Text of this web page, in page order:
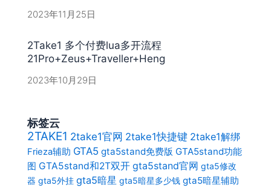
2023年11月25日
2Take1 多个付费lua多开流程
21Pro+Zeus+Traveller+Heng
2023年10月29日
标签云
2TAKE1 2take1官网 2take1快捷键 2take1解绑
Frieza辅助 GTA5 gta5stand免费版 GTA5stand功能
图 GTA5stand和2T双开 gta5stand官网 gta5修改
器 gta5外挂 gta5暗星 gta5暗星多少钱 gta5暗星辅助